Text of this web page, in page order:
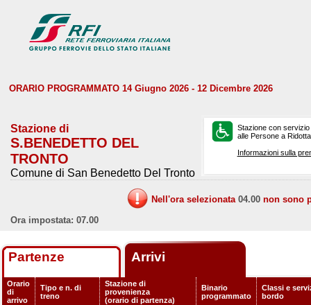
ORARIO PROGRAMMATO 14 Giugno 2026 - 12 Dicembre 2026
Stazione di
S.BENEDETTO DEL
TRONTO
Comune di San Benedetto Del Tronto
Stazione con
alle Persone a
Informazioni sulla
Nell'ora selezionata 04.00 non sono
Ora impostata: 07.00
Partenze Arrivi
Orario
di
arrivo
Tipo e n. di
treno
Stazione di
provenienza
(orario di partenza)
Binario
programmato
Classi e
bordo